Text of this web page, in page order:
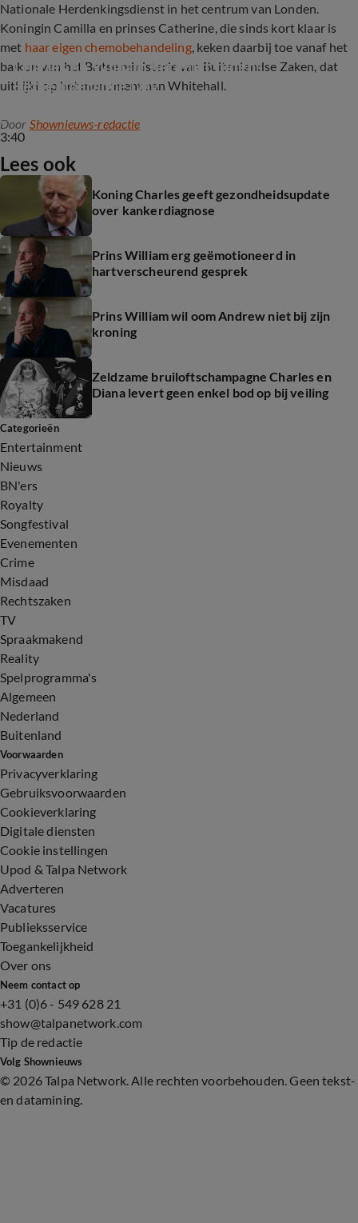
Nationale Herdenkingsdienst in het centrum van Londen.
Koningin Camilla en prinses Catherine, die sinds kort klaar is
met haar eigen chemobehandeling, keken daarbij toe vanaf het
balkon van het Britse ministerie van Buitenlandse Zaken, dat
uitkijkt op het monument aan Whitehall.
3:40
Charles en William herenigt tijdens
Rememberance Day
Door Shownieuws-redactie
Lees ook
Koning Charles geeft gezondheidsupdate
over kankerdiagnose
Prins William erg geëmotioneerd in
hartverscheurend gesprek
Prins William wil oom Andrew niet bij zijn
kroning
Zeldzame bruiloftschampagne Charles en
Diana levert geen enkel bod op bij veiling
Categorieën
Entertainment
Nieuws
BN'ers
Royalty
Songfestival
Evenementen
Crime
Misdaad
Rechtszaken
TV
Spraakmakend
Reality
Spelprogramma's
Algemeen
Nederland
Buitenland
Voorwaarden
Privacyverklaring
Gebruiksvoorwaarden
Cookieverklaring
Digitale diensten
Cookie instellingen
Upod & Talpa Network
Adverteren
Vacatures
Publieksservice
Toegankelijkheid
Over ons
Neem contact op
+31 (0)6 - 549 628 21
show@talpanetwork.com
Tip de redactie
Volg Shownieuws
© 2026 Talpa Network. Alle rechten voorbehouden. Geen tekst-
en datamining.